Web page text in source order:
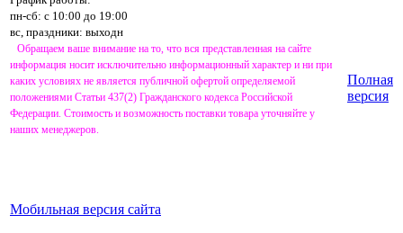
пн-сб: с 10:00 до 19:00
вс, праздники: выходн
Обращаем ваше внимание на то, что вся представленная на сайте
информация носит исключительно информационный характер и ни при
каких условиях не является публичной офертой определяемой
положениями Статьи 437(2) Гражданского кодекса Российской
Федерации. Стоимость и возможность поставки товара уточняйте у
наших менеджеров.
Мобильная версия сайта
Полная
версия